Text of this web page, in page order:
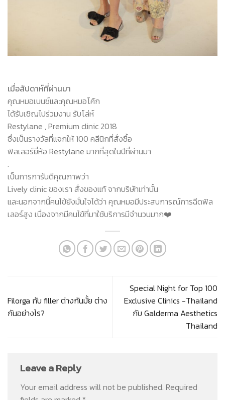
เมื่อสัปดาห์ที่ผ่านมา
คุณหมอเบนซ์และคุณหมอโค้ก
ได้รับเชิญไปร่วมงาน รับโล่ห์
Restylane , Premium clinic 2018
ซึ่งเป็นรางวัลที่แจกให้ 100 คลีนิกที่สั่งซื้อ
ฟิลเลอร์ยี่ห้อ Restylane มากที่สุดในปีที่ผ่านมา
.
เป็นการการันตีคุณภาพว่า
Lively clinic ของเรา สั่งของแท้ จากบริษัทเท่านั้น
และนอกจากนี้คนไข้ยังมั่นใจได้ว่า คุณหมอมีประสบการณ์การฉีดฟิล
เลอร์สูง เนื่องจากมีคนไข้ที่มาใช้บริการมีจำนวนมาก❤️
Filorga กับ filler ต่างกันมั้ย ต่าง
กันอย่างไร?
Special Night for Top 100
Exclusive Clinics -Thailand
กับ​ Galderma​ Aesthetics​
Thailand
Leave a Reply
Your email address will not be published. Required